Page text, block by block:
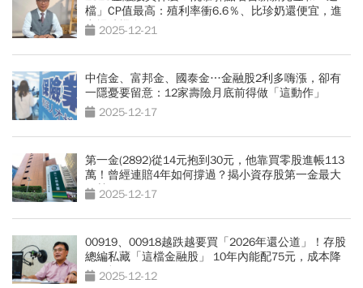
檔」CP值最高：殖利率衝6.6％、比珍奶還便宜，進
出場時機全攻略
2025-12-21
中信金、富邦金、國泰金…金融股2利多嗨漲，卻有
一隱憂要留意：12家壽險月底前得做「這動作」
2025-12-17
第一金(2892)從14元抱到30元，他靠買零股進帳113
萬！曾經連賠4年如何撐過？揭小資存股第一金最大
優勢2025-12-17
00919、00918越跌越要買「2026年還公道」！存股
總編私藏「這檔金融股」 10年內能配75元，成本降
至銅板價
2025-12-12